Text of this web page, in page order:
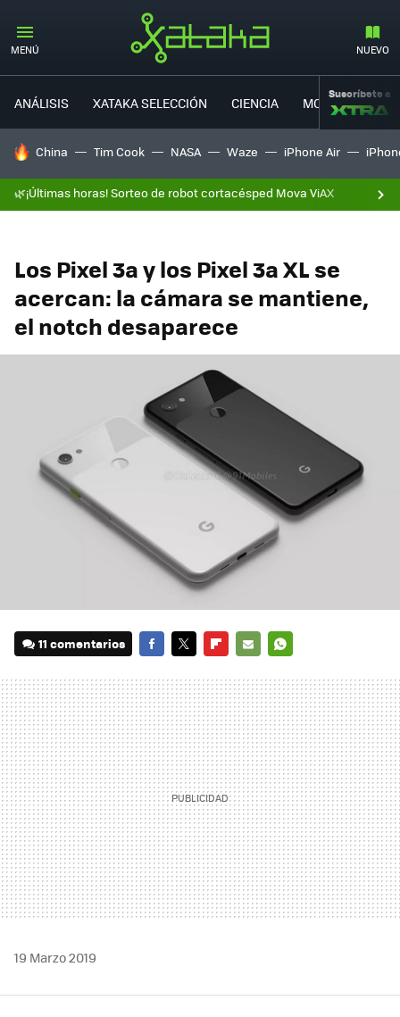
MENÚ NUEVO
ANÁLISIS XATAKA SELECCIÓN CIENCIA MOVILIDAD
Suscríbete a
HOY SE HABLA DE
China Tim Cook NASA Waze iPhone Air
🌿¡Últimas horas! Sorteo de robot cortacésped Mova ViAX
Los Pixel 3a y los Pixel 3a XL se
acercan: la cámara se mantiene,
el notch desaparece
11 comentarios
MAIL
19 Marzo 2019